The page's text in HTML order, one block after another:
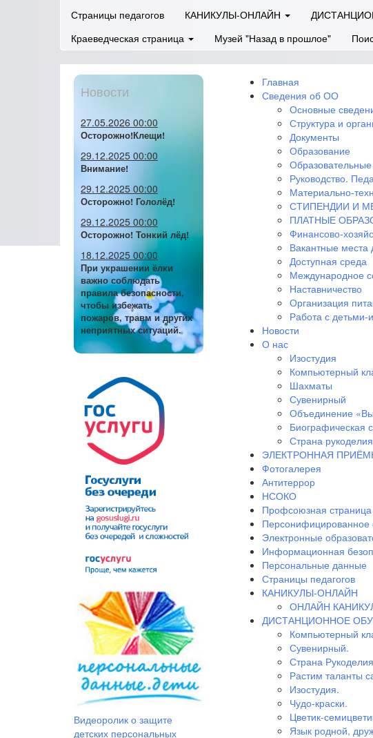
Страницы педагогов
КАНИКУЛЫ-ОНЛАЙН
Краеведческая страница
Музей "Назад в прошлое"
Новости
27.05.2026 00:00
Осторожно!Клещи!
29.12.2025 00:00
Внимание!
29.12.2025 00:00
Осторожно! Гололёд!
29.12.2025 00:00
Осторожно! Тонкий лёд!
18.12.2025 00:00
При украшении ёлки
важно соблюдать
правила безопасности,
чтобы избежать
пожаров, травм и других
неприятных ситуаций.
Видеоролик о защите
детских персональных
Главная
Сведения об ОО
Основные
Структура и
Документы
Образование
Руководство.
Материально-
СТИПЕНДИИ И
ПЛАТНЫЕ
Финансово-
Вакантные
Доступная среда
Международное
Наставничество
Организация
Работа с
Новости
О нас
Изостудия
Компьютерный
Шахматы
Сувенирный
Объединение
Биографическая
Страна рукоделия
ЭЛЕКТРОННАЯ
Фотогалерея
Антитеррор
НСОКО
Профсоюзная страница
Электронные
Информационная
Персональные данные
Страницы педагогов
КАНИКУЛЫ-ОНЛАЙН
ОНЛАЙН
ДИСТАНЦИОННОЕ
Компьютерный
Сувенирный.
Страна
Растим таланты
Изостудия.
Чудо-краски.
Цветик-
Язык родной,